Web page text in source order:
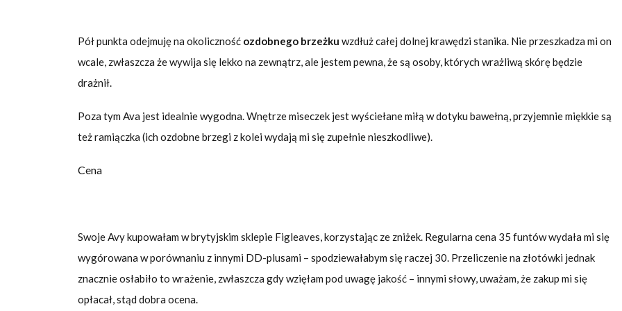
Pół punkta odejmuję na okoliczność ozdobnego brzeżku wzdłuż całej dolnej krawędzi stanika. Nie przeszkadza mi on
wcale, zwłaszcza że wywija się lekko na zewnątrz, ale jestem pewna, że są osoby, których wrażliwą skórę będzie
drażnił.
Poza tym Ava jest idealnie wygodna. Wnętrze miseczek jest wyściełane miłą w dotyku bawełną, przyjemnie miękkie są
też ramiączka (ich ozdobne brzegi z kolei wydają mi się zupełnie nieszkodliwe).
Cena
Swoje Avy kupowałam w brytyjskim sklepie Figleaves, korzystając ze zniżek. Regularna cena 35 funtów wydała mi się
wygórowana w porównaniu z innymi DD-plusami – spodziewałabym się raczej 30. Przeliczenie na złotówki jednak
znacznie osłabiło to wrażenie, zwłaszcza gdy wzięłam pod uwagę jakość – innymi słowy, uważam, że zakup mi się
opłacał, stąd dobra ocena.